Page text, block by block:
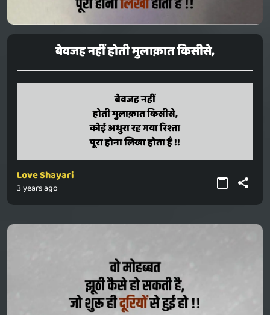
बेवजह नहीं होती मुलाक़ात किसीसे,
बेवजह नहीं
होती मुलाक़ात किसीसे,
कोई अधुरा रह गया रिश्ता
पूरा होना लिखा होता है !!
bevajah nahin
hoti mulaaqaat kisise,
koi adhura rah gaya rishta
pura hona likha hota hai !!
Love Shayari
3 years ago